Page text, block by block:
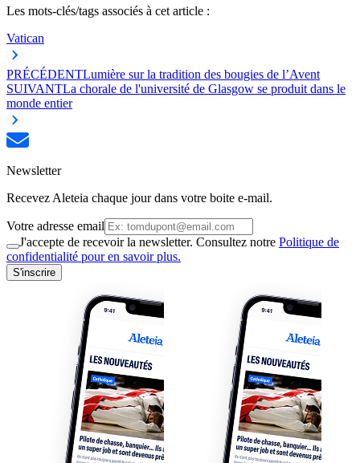
Les mots-clés/tags associés à cet article :
Vatican
PRÉCÉDENTLumière sur la tradition des bougies de l’Avent
SUIVANTLa chorale de l'université de Glasgow se produit dans le
monde entier
Newsletter
Recevez Aleteia chaque jour dans votre boite e-mail.
Votre adresse email
J'accepte de recevoir la newsletter. Consultez notre Politique de
confidentialité pour en savoir plus.
S'inscrire